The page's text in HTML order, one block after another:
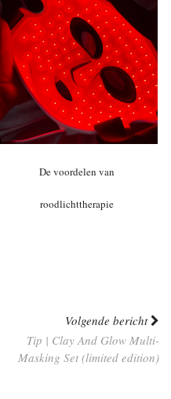
De voordelen van
roodlichttherapie
Volgende bericht
Tip | Clay And Glow Multi-
Masking Set (limited edition)